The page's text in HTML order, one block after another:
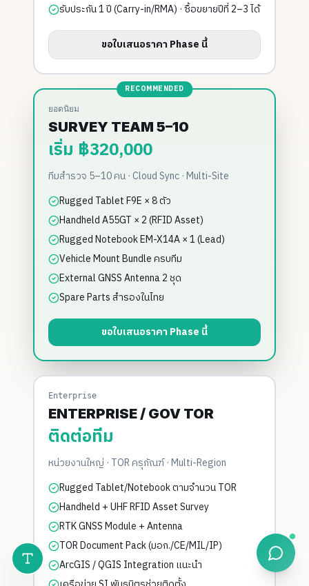
รับประกัน 1 ปี (Carry-in/RMA) · ซื้อขยายปีที่ 2–3 ได้
ขอใบเสนอราคา Phase นี้
RECOMMENDED
ยอดนิยม
SURVEY TEAM 5–10
เริ่ม ฿320,000
ทีมสำรวจ 5–10 คน · Cloud Sync · Multi-Site
Rugged Tablet F9E × 8 ตัว
Handheld A55GT × 2 (RFID Asset)
Rugged Notebook EM-X14A × 1 (Lead)
Vehicle Mount Bundle ครบทีม
External GNSS Antenna 2 ชุด
Spare Parts สำรองในไทย
ขอใบเสนอราคา Phase นี้
Enterprise
ENTERPRISE / GOV TOR
ติดต่อทีม
หน่วยงานใหญ่ · TOR ครุภัณฑ์ · Multi-Region
Rugged Tablet/Notebook ตามจำนวน TOR
Handheld + UHF RFID Asset Survey
RTK GNSS Module + Antenna
TOR Document Pack (มอก./CE/MIL/IP)
ArcGIS / QGIS Integration แนะนำ